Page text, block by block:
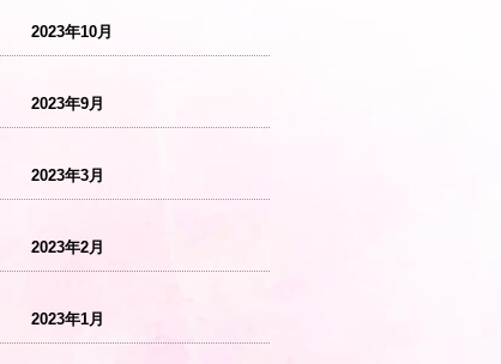
2023年10月
2023年9月
2023年3月
2023年2月
2023年1月